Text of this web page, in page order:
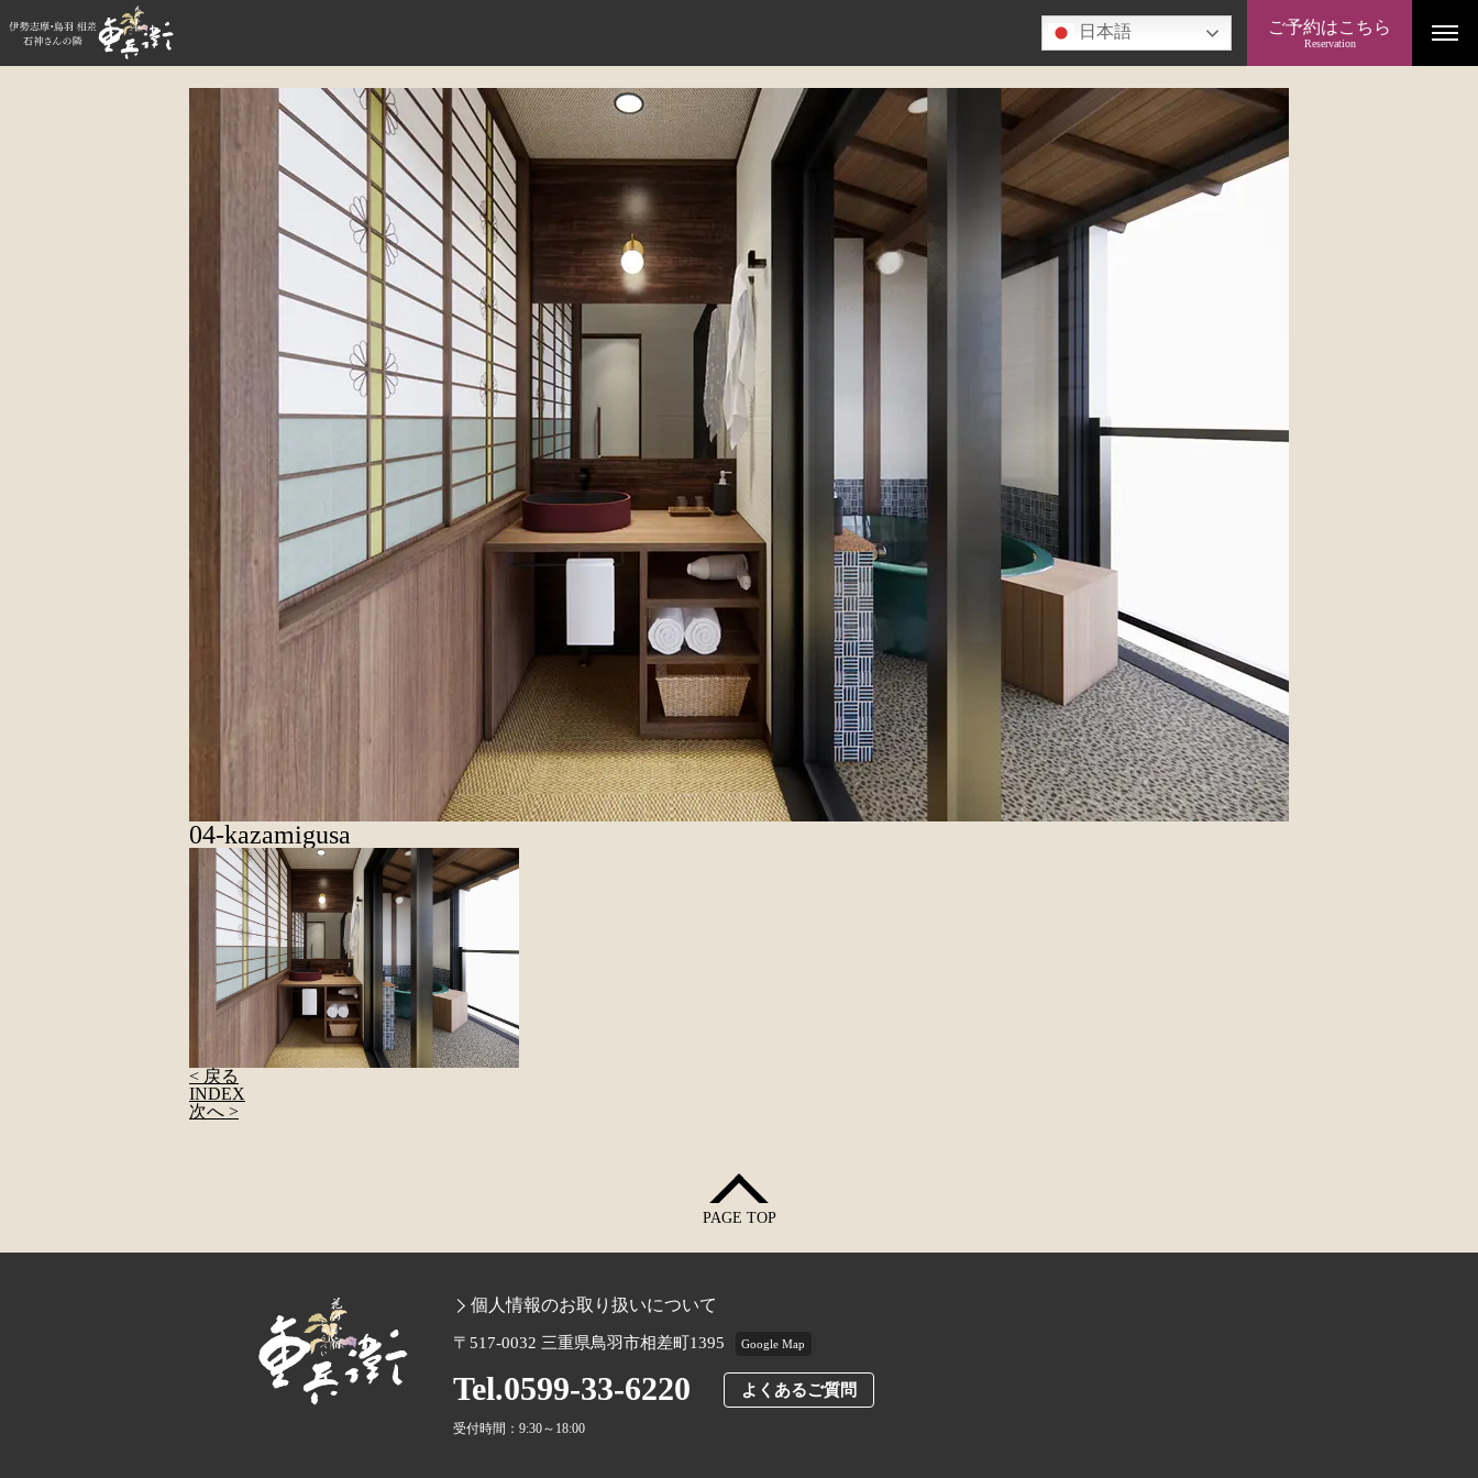
日本語 ご予約はこちら
Reservation
04-kazamigusa
< 戻る
INDEX
次へ >
PAGE TOP
個人情報のお取り扱いについて
〒517-0032 三重県鳥羽市相差町1395 Google Map
Tel.0599-33-6220
受付時間：9:30～18:00
よくあるご質問